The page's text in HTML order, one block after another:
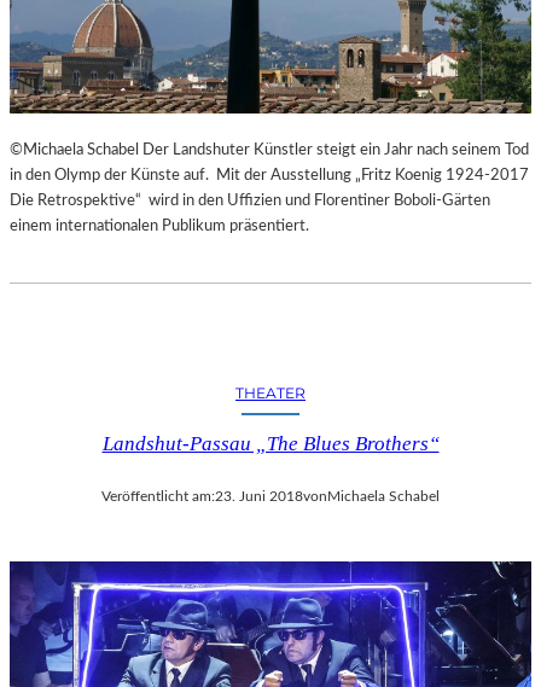
©Michaela Schabel Der Landshuter Künstler steigt ein Jahr nach seinem Tod
in den Olymp der Künste auf. Mit der Ausstellung „Fritz Koenig 1924-2017
Die Retrospektive“ wird in den Uffizien und Florentiner Boboli-Gärten
einem internationalen Publikum präsentiert.
THEATER
Landshut-Passau „The Blues Brothers“
Veröffentlicht am:23. Juni 2018von Michaela Schabel